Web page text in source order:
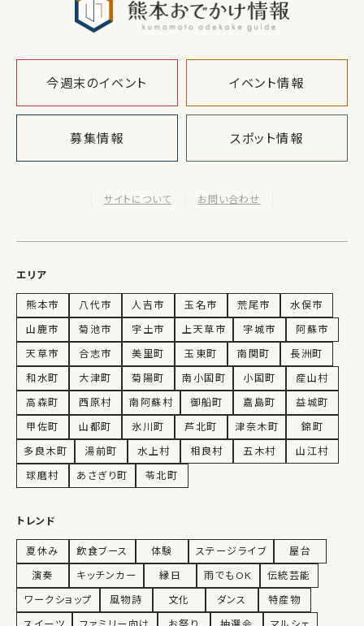
今週末のイベント イベント情報
募集情報 スポット情報
サイトについて お問い合わせ
エリア
熊本市 八代市 人吉市 玉名市 荒尾市
水俣市
山鹿市
菊池市 宇土市 上天草市 宇城市
阿蘇市
天草市
合志市 美里町 玉東町 南関町
長洲町
和水町
大津町 菊陽町 南小国町 小国町
産山村
高森町
西原村 南阿蘇村 御船町 嘉島町
益城町
甲佐町
山都町 氷川町 芦北町 津奈木町
錦町
多良木町
湯前町 水上村 相良村 五木村
山江村
球磨村
あさぎり町 苓北町
トレンド
夏休み 飲食ブース 体験 ステージライブ
屋台
演奏
キッチンカー 縁日 雨でもOK
伝統芸能
ワークショップ
風物詩 文化 ダンス
特産物